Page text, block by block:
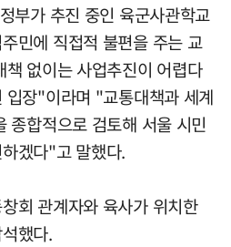
부가 추진 중인 육군사관학교
민에 직접적 불편을 주는 교
없이는 사업추진이 어렵다
입장"이라며 "교통대책과 세계
종합적으로 검토해 서울 시민
겠다"고 말했다.
회 관계자와 육사가 위치한
했다.